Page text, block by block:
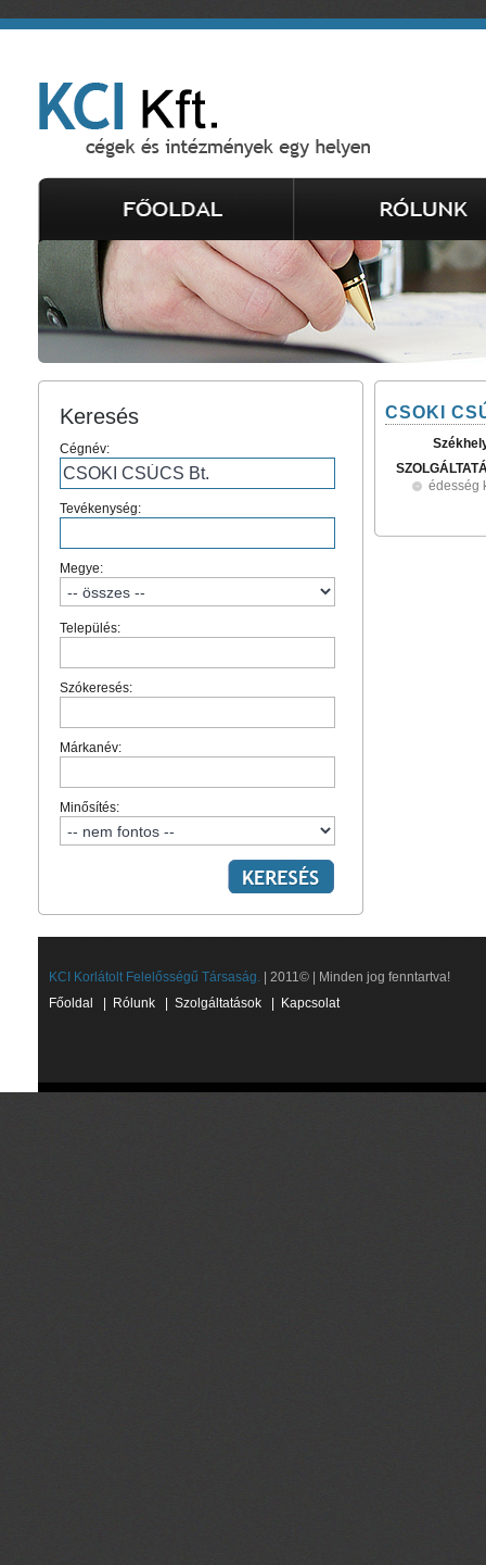
Keresés
Cégnév:
Tevékenység:
Megye:
Település:
Szókeresés:
Márkanév:
Minősítés:
CSOKI
édesség
KCI Korlátolt Felelősségű Társaság. | 2011© | Minden jog fenntartva!
Főoldal
Rólunk Szolgáltatások Kapcsolat